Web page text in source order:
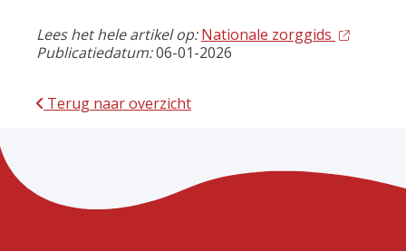
Lees het hele artikel op: Nationale zorggids
Publicatiedatum:06-01-2026
Terug naar overzicht